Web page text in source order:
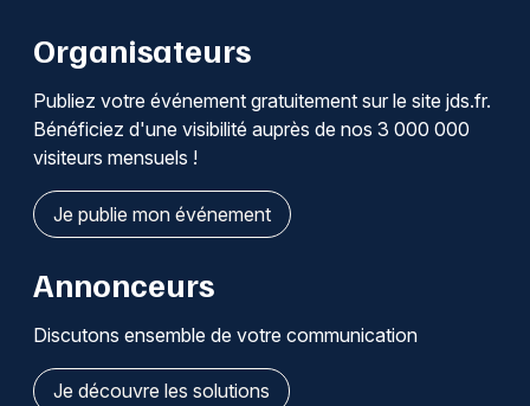
Organisateurs
Publiez votre événement gratuitement sur le site jds.fr.
Bénéficiez d'une visibilité auprès de nos 3 000 000
visiteurs mensuels !
Je publie mon événement
Annonceurs
Discutons ensemble de votre communication
Je découvre les solutions